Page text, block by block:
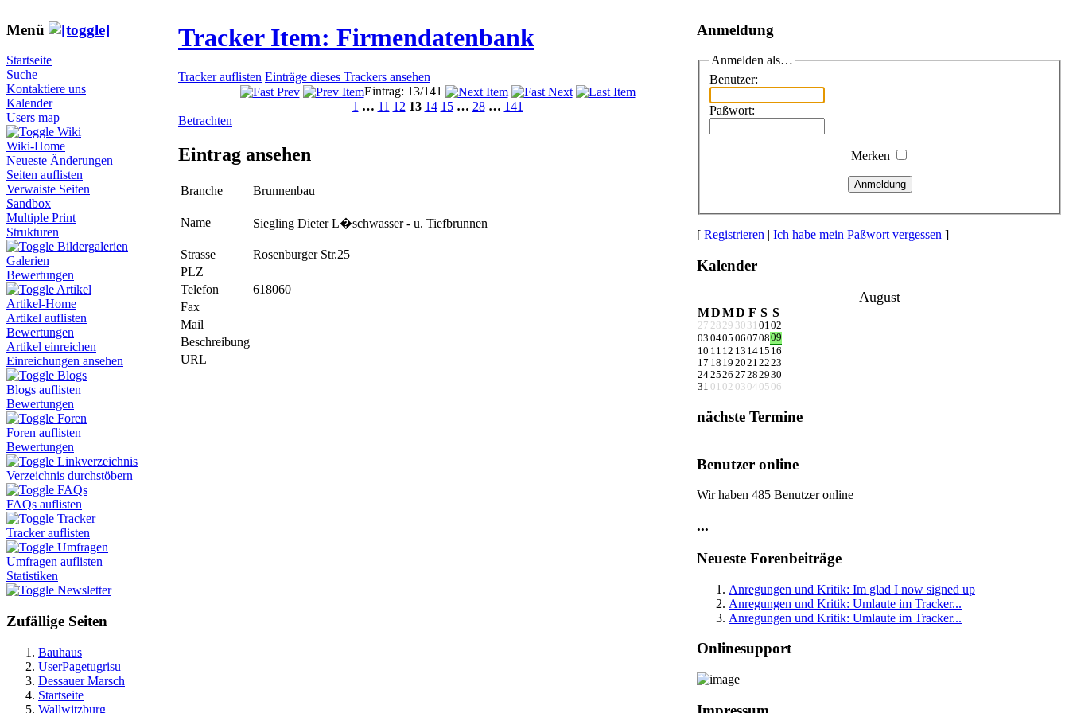
Menü
Startseite
Suche
Kontaktiere uns
Kalender
Users map
Wiki
Wiki-Home
Neueste Änderungen
Seiten auflisten
Verwaiste Seiten
Sandbox
Multiple Print
Strukturen
Bildergalerien
Galerien
Bewertungen
Artikel
Artikel-Home
Artikel auflisten
Bewertungen
Artikel einreichen
Einreichungen ansehen
Blogs
Blogs auflisten
Bewertungen
Foren
Foren auflisten
Bewertungen
Linkverzeichnis
Verzeichnis durchstöbern
FAQs
FAQs auflisten
Tracker
Tracker auflisten
Umfragen
Umfragen auflisten
Statistiken
Newsletter
Zufällige Seiten
Bauhaus
UserPagetugrisu
Dessauer Marsch
Startseite
Wallwitzburg
Tracker Item: Firmendatenbank
Tracker auflisten Einträge dieses Trackers ansehen
Eintrag: 13/141
1 … 11 12 13 14 15 … 28 … 141
Betrachten
Eintrag ansehen
Branche Brunnenbau
Name Siegling Dieter L�schwasser - u. Tiefbrunnen
Strasse
Rosenburger Str.25
PLZ
Telefon
618060
Fax
Mail
Beschreibung
URL
Anmeldung
Anmelden als…
Benutzer:
Paßwort:
Merken
Anmeldung
[ Registrieren | Ich habe mein Paßwort vergessen ]
Kalender
August
MDMD F S S
27 28 29 30 31 0102
03 0405 06070809
10 11 12 13 1415 16
17 18 19 20212223
242526 27282930
31 01 02 03 04 05 06
nächste Termine
Benutzer online
Wir haben 485 Benutzer online
...
Neueste Forenbeiträge
Anregungen und Kritik: Im glad I now signed up
Anregungen und Kritik: Umlaute im Tracker...
Anregungen und Kritik: Umlaute im Tracker...
Onlinesupport